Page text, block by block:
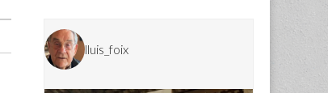
lluis_foix